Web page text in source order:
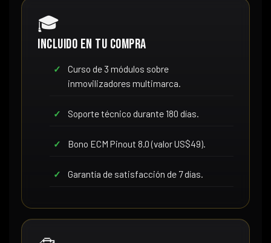
🎓
Incluido en tu compra
Curso de 3 módulos sobre
inmovilizadores multimarca.
Soporte técnico durante 180 días.
Bono ECM Pinout 8.0 (valor US$49).
Garantía de satisfacción de 7 días.